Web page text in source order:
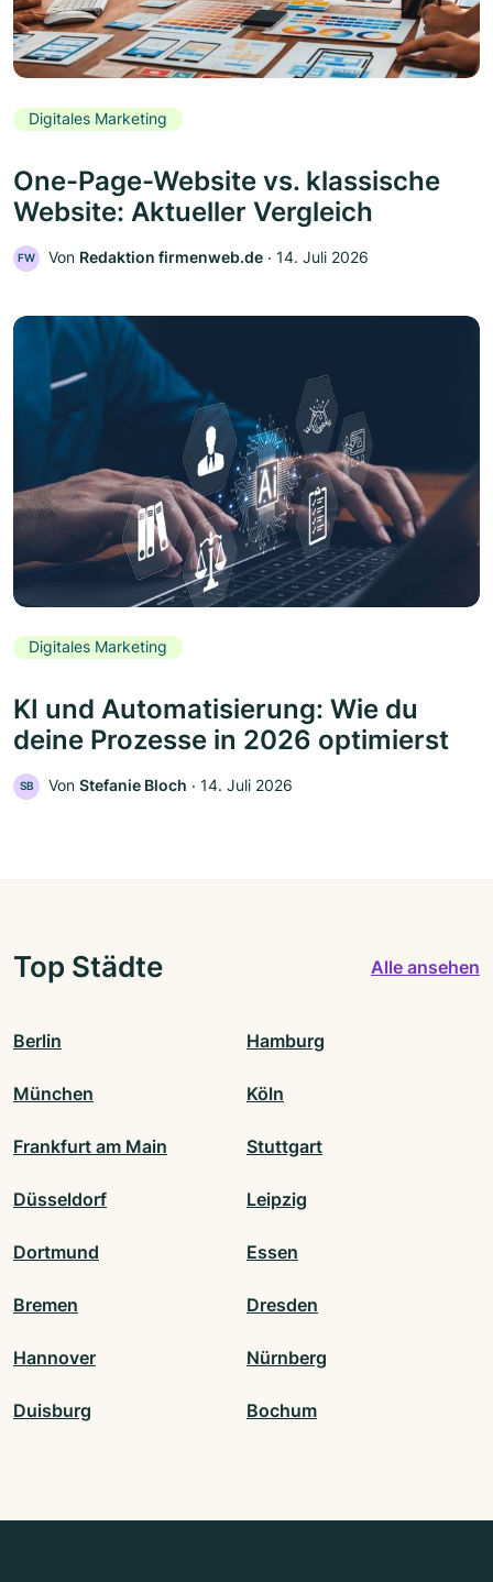
Digitales Marketing
One-Page-Website vs. klassische
Website: Aktueller Vergleich
FW Von Redaktion firmenweb.de ‧ 14. Juli 2026
Digitales Marketing
KI und Automatisierung: Wie du
deine Prozesse in 2026 optimierst
SB Von Stefanie Bloch ‧ 14. Juli 2026
Top Städte Alle ansehen
Berlin Hamburg
München Köln
Frankfurt am Main Stuttgart
Düsseldorf Leipzig
Dortmund Essen
Bremen Dresden
Hannover Nürnberg
Duisburg Bochum